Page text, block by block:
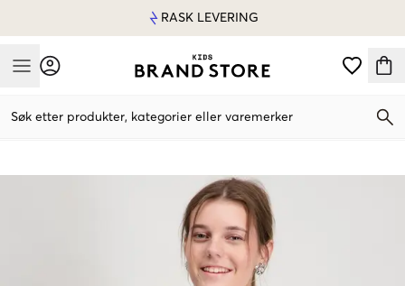
RASK LEVERING
Mobile Menu
Søk etter produkter, kategorier eller varemerker